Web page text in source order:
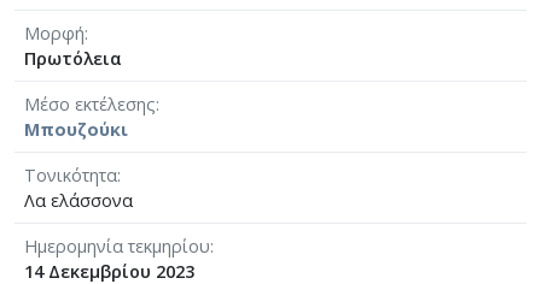
Μορφή
Πρωτόλεια
Μέσο εκτέλεσης
Μπουζούκι
Τονικότητα
Λα ελάσσονα
Ημερομηνία τεκμηρίου
14 Δεκεμβρίου 2023